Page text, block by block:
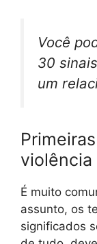
Você
30
um
É muito
assunto, os
significados